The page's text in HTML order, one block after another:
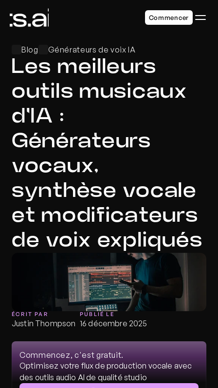
Blog Générateurs de voix IA
Les meilleurs
outils musicaux
d'IA :
Générateurs
vocaux,
synthèse vocale
et modificateurs
de voix expliqués
ÉCRIT PAR
Justin Thompson
PUBLIÉ LE
16 décembre 2025
Commencez, c'est gratuit.
Optimisez votre flux de production vocale avec
des outils audio AI de qualité studio
Commencer